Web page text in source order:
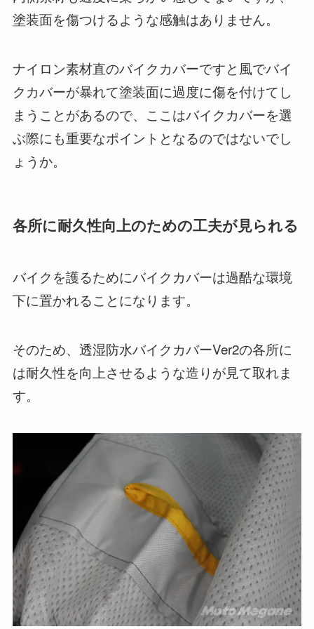
塗装面を傷つけるような感触はありません。
ナイロン素材直のバイクカバーですと風でバイ
クカバーが暴れて塗装面に過度に傷を付けてし
まうことがあるので、ここはバイクカバーを選
ぶ際にも重要なポイントとなるのではないでし
ょうか。
各所に耐久性向上のための工夫が見られる
バイクを護るためにバイクカバーは過酷な環境
下に置かれることになります。
そのため、透湿防水バイクカバーVer2の各所に
は耐久性を向上させるような造りが見て取れま
す。